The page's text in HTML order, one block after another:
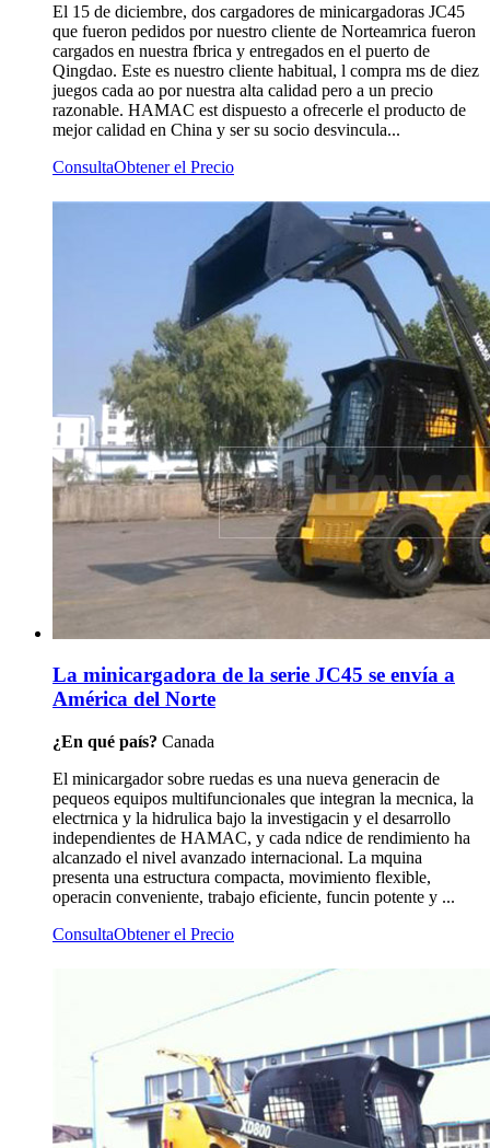
El 15 de diciembre, dos cargadores de minicargadoras JC45
que fueron pedidos por nuestro cliente de Norteamrica fueron
cargados en nuestra fbrica y entregados en el puerto de
Qingdao. Este es nuestro cliente habitual, l compra ms de diez
juegos cada ao por nuestra alta calidad pero a un precio
razonable. HAMAC est dispuesto a ofrecerle el producto de
mejor calidad en China y ser su socio desvincula...
ConsultaObtener el Precio
La minicargadora de la serie JC45 se envía a
América del Norte
¿En qué país? Canada
El minicargador sobre ruedas es una nueva generacin de
pequeos equipos multifuncionales que integran la mecnica, la
electrnica y la hidrulica bajo la investigacin y el desarrollo
independientes de HAMAC, y cada ndice de rendimiento ha
alcanzado el nivel avanzado internacional. La mquina
presenta una estructura compacta, movimiento flexible,
operacin conveniente, trabajo eficiente, funcin potente y ...
ConsultaObtener el Precio